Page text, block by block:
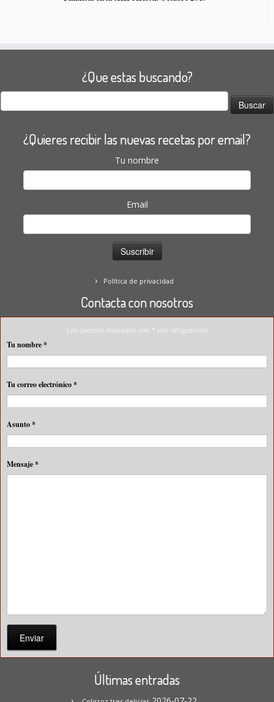
¿Que estas buscando?
¿Quieres recibir las nuevas recetas por email?
Tu nombre
Email
Política de privacidad
Contacta con nosotros
Los campos marcados con * son obligatorios
Tu nombre*
Tu correo electrónico*
Asunto*
Mensaje*
Enviar
Últimas entradas